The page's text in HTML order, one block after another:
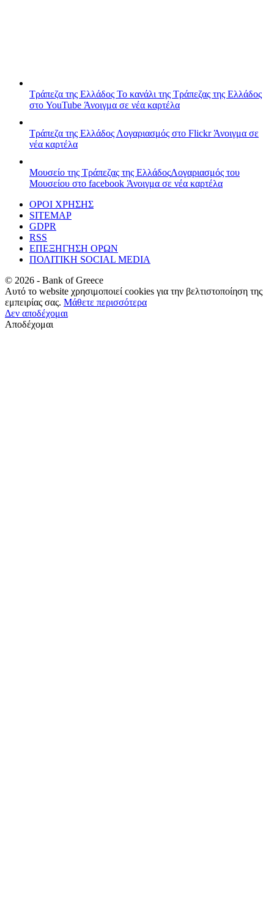
Τράπεζα της Ελλάδος Το κανάλι της Τράπεζας της Ελλάδος
στο YouTube Άνοιγμα σε νέα καρτέλα
Τράπεζα της Ελλάδος Λογαριασμός στο FlickrΆνοιγμα σε
νέα καρτέλα
Μουσείο της Τράπεζας της ΕλλάδοςΛογαριασμός του
Μουσείου στο facebook Άνοιγμα σε νέα καρτέλα
ΟΡΟΙ ΧΡΗΣΗΣ
SITEMAP
GDPR
RSS
ΕΠΕΞΗΓΗΣΗ ΟΡΩΝ
ΠΟΛΙΤΙΚΗ SOCIAL MEDIA
© 2026 - Bank of Greece
Αυτό το website χρησιμοποιεί cookies για την βελτιστοποίηση της
εμπειρίας σας. Μάθετε περισσότερα
Δεν αποδέχομαι
Αποδέχομαι